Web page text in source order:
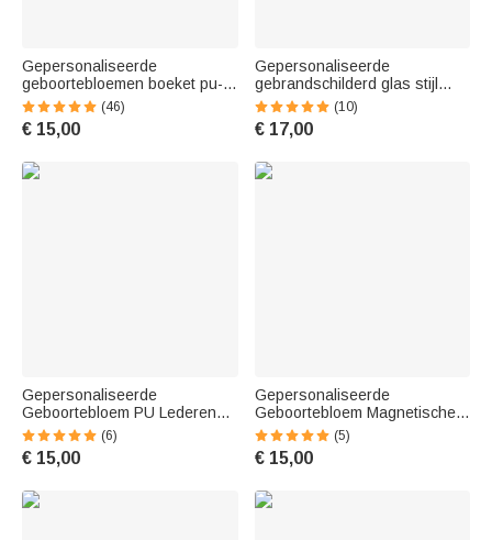
Gepersonaliseerde
geboortebloemen boeket pu-
leren magnetische
bladwijzerclip met naam in
diverse kleuren als cadeau
(46)
€ 15,00
Gepersonaliseerde
gebrandschilderd glas stijl
geboorte bloem helder acryl
bladwijzer met naam lezen
briefpapier benodigdheden
minnaars
(10)
€ 17,00
Gepersonaliseerde
Geboortebloem PU Lederen
Magnetische Bladwijzer Clip
met Naam Lectuur Boekenclub
Verjaardagscadeau voor
(6)
€ 15,00
Gepersonaliseerde
Geboortebloem Magnetische
PU Lederen Bladwijzer Clip
met Naam Lezen
Verjaardagscadeau voor
(5)
€ 15,00